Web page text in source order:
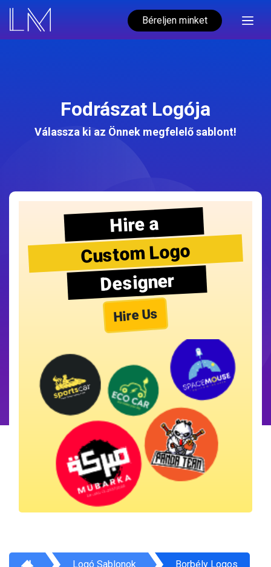
Béreljen minket
Fodrászat Logója
Válassza ki az Önnek megfelelő sablont!
Hire a
Custom Logo
Designer
Hire Us
Logó Sablonok Borbély Logos